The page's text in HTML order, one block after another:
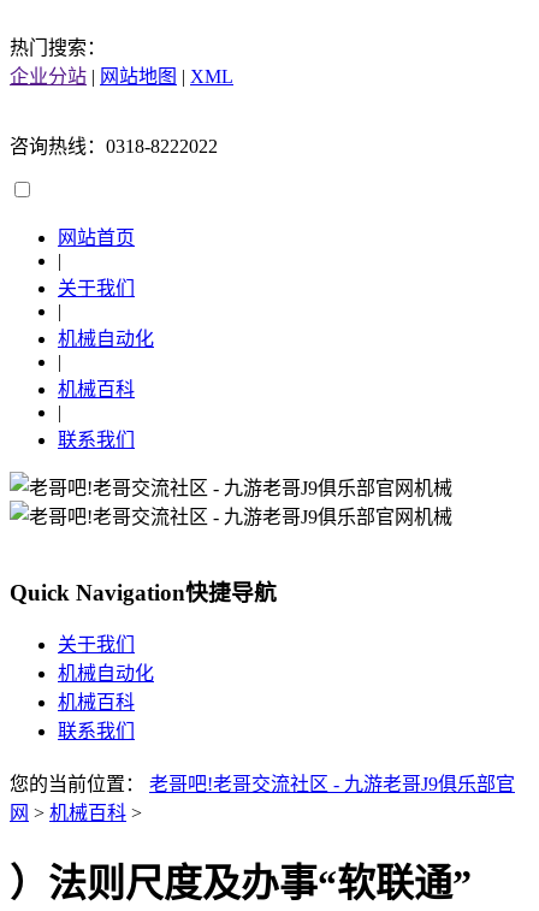
热门搜索：
企业分站 | 网站地图 | XML
咨询热线：0318-8222022
网站首页
|
关于我们
|
机械自动化
|
机械百科
|
联系我们
Quick Navigation快捷导航
关于我们
机械自动化
机械百科
联系我们
您的当前位置： 老哥吧!老哥交流社区 - 九游老哥J9俱乐部官
网 > 机械百科 >
）法则尺度及办事“软联通”